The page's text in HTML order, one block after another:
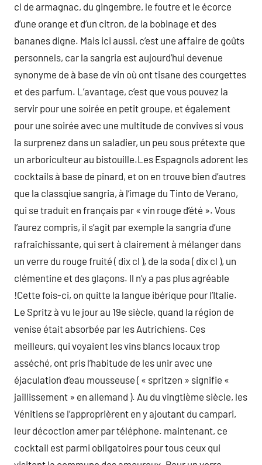
cl de armagnac, du gingembre, le foutre et le écorce
d’une orange et d’un citron, de la bobinage et des
bananes digne. Mais ici aussi, c’est une affaire de goûts
personnels, car la sangria est aujourd’hui devenue
synonyme de à base de vin où ont tisane des courgettes
et des parfum. L’avantage, c’est que vous pouvez la
servir pour une soirée en petit groupe, et également
pour une soirée avec une multitude de convives si vous
la surprenez dans un saladier, un peu sous prétexte que
un arboriculteur au bistouille.Les Espagnols adorent les
cocktails à base de pinard, et on en trouve bien d’autres
que la classqiue sangria, à l’image du Tinto de Verano,
qui se traduit en français par « vin rouge d’été ». Vous
l’aurez compris, il s’agit par exemple la sangria d’une
rafraîchissante, qui sert à clairement à mélanger dans
un verre du rouge fruité ( dix cl ), de la soda ( dix cl ), un
clémentine et des glaçons. Il n’y a pas plus agréable
!Cette fois-ci, on quitte la langue ibérique pour l’Italie.
Le Spritz à vu le jour au 19e siècle, quand la région de
venise était absorbée par les Autrichiens. Ces
meilleurs, qui voyaient les vins blancs locaux trop
asséché, ont pris l’habitude de les unir avec une
éjaculation d’eau mousseuse ( « spritzen » signifie «
jaillissement » en allemand ). Au du vingtième siècle, les
Vénitiens se l’approprièrent en y ajoutant du campari,
leur décoction amer par téléphone. maintenant, ce
cocktail est parmi obligatoires pour tous ceux qui